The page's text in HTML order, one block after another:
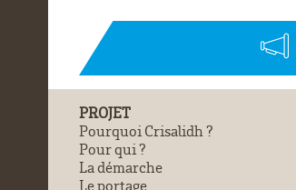
PROJET
Pourquoi Crisalidh ?
Pour qui ?
La démarche
Le portage